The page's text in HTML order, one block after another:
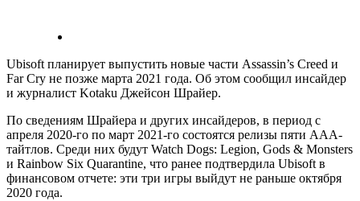
Ubisoft планирует выпустить новые части Assassin’s Creed и
Far Cry не позже марта 2021 года. Об этом сообщил инсайдер
и журналист Kotaku Джейсон Шрайер.
По сведениям Шрайера и других инсайдеров, в период с
апреля 2020-го по март 2021-го состоятся релизы пяти AAA-
тайтлов. Среди них будут Watch Dogs: Legion, Gods & Monsters
и Rainbow Six Quarantine, что ранее подтвердила Ubisoft в
финансовом отчете: эти три игры выйдут не раньше октября
2020 года.